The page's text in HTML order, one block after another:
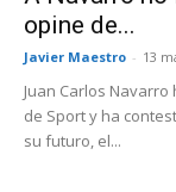
opine de...
Javier Maestro - 13
Juan Carlos
de Sport y ha
su futuro, el...